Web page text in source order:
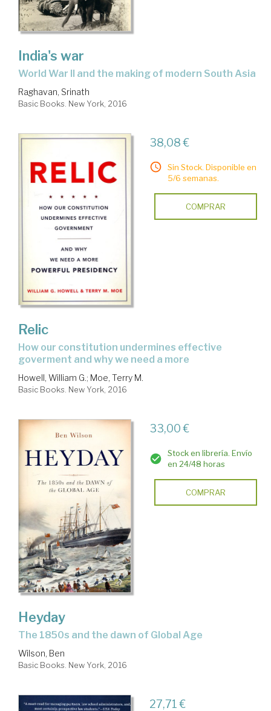
India's war
World War II and the making of modern South Asia
Raghavan, Srinath
Basic Books. New York, 2016
38,08 €
Sin Stock. Disponible en
5/6 semanas.
COMPRAR
Relic
how our constitution undermines effective
goverment and why we need a more
Howell, William G.; Moe, Terry M.
Basic Books. New York, 2016
33,00 €
Stock en librería. Envío
en 24/48 horas
COMPRAR
Heyday
the 1850s and the dawn of Global Age
Wilson, Ben
Basic Books. New York, 2016
27,71 €